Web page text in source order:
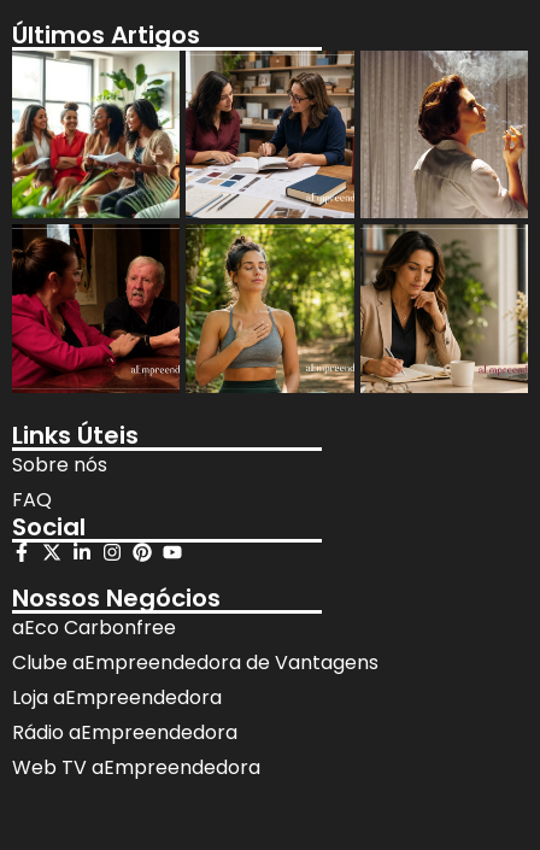
Últimos Artigos
Links Úteis
Sobre nós
FAQ
Social
Nossos Negócios
aEco Carbonfree
Clube aEmpreendedora de Vantagens
Loja aEmpreendedora
Rádio aEmpreendedora
Web TV aEmpreendedora